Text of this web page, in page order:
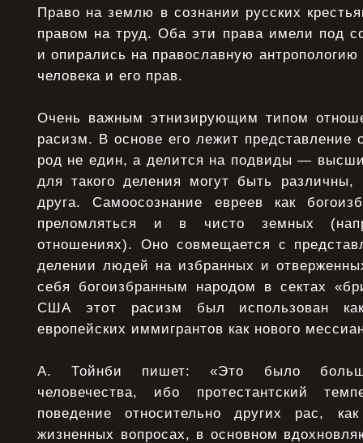
Право на землю в сознании русских
правом на труд. Оба эти права имели под
и опирались на православную
человека и его прав.
Очень важным этнизирующим типом
расизм. В основе его лежит представление
род не един, а делится на подвиды —
для такого деления могут быть различны,
друга. Самоосознание евреев как
преломляться и в чисто земных
отношениях). Оно совмещается с
делении людей на избранных и
себя богоизбранным народом в сектах
США этот расизм был использован
европейских иммигрантов как нового
А. Тойнби пишет: «Это было
человечества, ибо протестантский
поведение относительно других рас,
жизненных вопросах, в основном